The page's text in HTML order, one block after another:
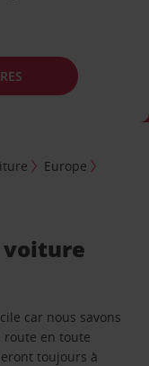
Europe
voiture
car nous savons
route en toute
toujours à